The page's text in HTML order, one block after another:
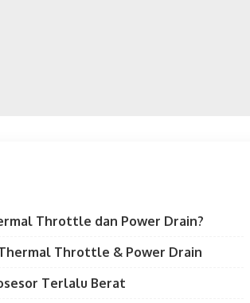
Throttle dan Power Drain?
Throttle & Power Drain
Terlalu Berat